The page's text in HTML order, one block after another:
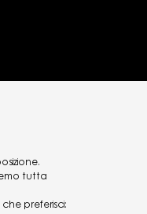
tutta
preferisci: